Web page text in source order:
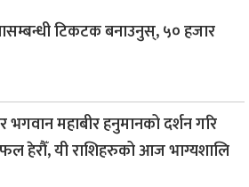
टिकटक बनाउनुस्, ५० हजार
महाबीर हनुमानको दर्शन गरि
हेरौँ, यी राशिहरुको आज भाग्यशालि